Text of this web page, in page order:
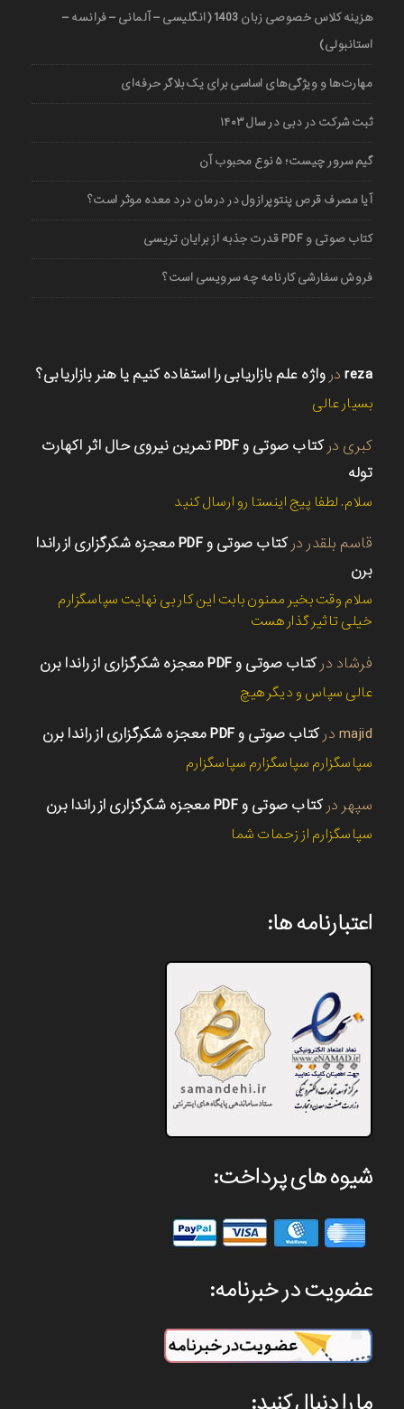
هزینه کلاس خصوصی زبان 1403 (انگلیسی – آلمانی – فرانسه –
استانبولی)
مهارت‌ها و ویژگی‌های اساسی برای یک بلاگر حرفه‌ای
ثبت شرکت در دبی در سال ۱۴۰۳
گیم سرور چیست؛ ۵ نوع محبوب آن
آیا مصرف قرص پنتوپرازول در درمان درد معده موثر است؟
کتاب صوتی و PDF قدرت جذبه از برایان تریسی
فروش سفارشی کارنامه چه سرویسی است؟
reza در واژه علم بازاریابی را استفاده کنیم یا هنر بازاریابی؟
بسیار عالی
کبری در
کتاب صوتی و PDF تمرین نیروی حال اثر اکهارت
توله
سلام. لطفا پیج اینستا رو ارسال کنید
قاسم بلقدر در
کتاب صوتی و PDF معجزه شکرگزاری از راندا
برن
سلام وقت بخیر ممنون بابت این کار بی نهایت سپاسگزارم
خیلی تاثیر گذار هست
فرشاد درکتاب صوتی و PDF معجزه شکرگزاری از راندا برن
عالی سپاس و دیگر هیچ
majid درکتاب صوتی و PDF معجزه شکرگزاری از راندا برن
سپاسگزارم سپاسگزارم سپاسگزارم
سپهر درکتاب صوتی و PDF معجزه شکرگزاری از راندا برن
سپاسگزارم از زحمات شما
اعتبارنامه ها:
شیوه های پرداخت:
عضویت در خبرنامه: